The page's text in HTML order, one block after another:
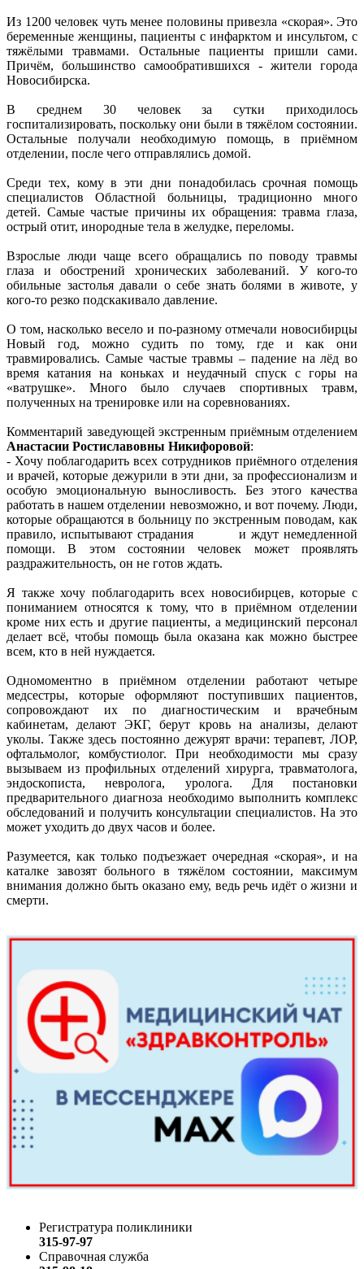
Из 1200 человек чуть менее половины привезла «скорая». Это
беременные женщины, пациенты с инфарктом и инсультом, с
тяжёлыми травмами. Остальные пациенты пришли сами.
Причём, большинство самообратившихся - жители города
Новосибирска.
В среднем 30 человек за сутки приходилось
госпитализировать, поскольку они были в тяжёлом состоянии.
Остальные получали необходимую помощь, в приёмном
отделении, после чего отправлялись домой.
Среди тех, кому в эти дни понадобилась срочная помощь
специалистов Областной больницы, традиционно много
детей. Самые частые причины их обращения: травма глаза,
острый отит, инородные тела в желудке, переломы.
Взрослые люди чаще всего обращались по поводу травмы
глаза и обострений хронических заболеваний. У кого-то
обильные застолья давали о себе знать болями в животе, у
кого-то резко подскакивало давление.
О том, насколько весело и по-разному отмечали новосибирцы
Новый год, можно судить по тому, где и как они
травмировались. Самые частые травмы – падение на лёд во
время катания на коньках и неудачный спуск с горы на
«ватрушке». Много было случаев спортивных травм,
полученных на тренировке или на соревнованиях.
Комментарий заведующей экстренным приёмным отделением
Анастасии Ростиславовны Никифоровой:
- Хочу поблагодарить всех сотрудников приёмного отделения
и врачей, которые дежурили в эти дни, за профессионализм и
особую эмоциональную выносливость. Без этого качества
работать в нашем отделении невозможно, и вот почему. Люди,
которые обращаются в больницу по экстренным поводам, как
правило, испытывают страдания и ждут немедленной
помощи. В этом состоянии человек может проявлять
раздражительность, он не готов ждать.
Я также хочу поблагодарить всех новосибирцев, которые с
пониманием относятся к тому, что в приёмном отделении
кроме них есть и другие пациенты, а медицинский персонал
делает всё, чтобы помощь была оказана как можно быстрее
всем, кто в ней нуждается.
Одномоментно в приёмном отделении работают четыре
медсестры, которые оформляют поступивших пациентов,
сопровождают их по диагностическим и врачебным
кабинетам, делают ЭКГ, берут кровь на анализы, делают
уколы. Также здесь постоянно дежурят врачи: терапевт, ЛОР,
офтальмолог, комбустиолог. При необходимости мы сразу
вызываем из профильных отделений хирурга, травматолога,
эндоскописта, невролога, уролога. Для постановки
предварительного диагноза необходимо выполнить комплекс
обследований и получить консультации специалистов. На это
может уходить до двух часов и более.
Разумеется, как только подъезжает очередная «скорая», и на
каталке завозят больного в тяжёлом состоянии, максимум
внимания должно быть оказано ему, ведь речь идёт о жизни и
смерти.
Регистратура поликлиники
315-97-97
Справочная служба